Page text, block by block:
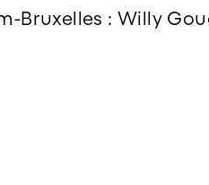
Bruxelles : Willy